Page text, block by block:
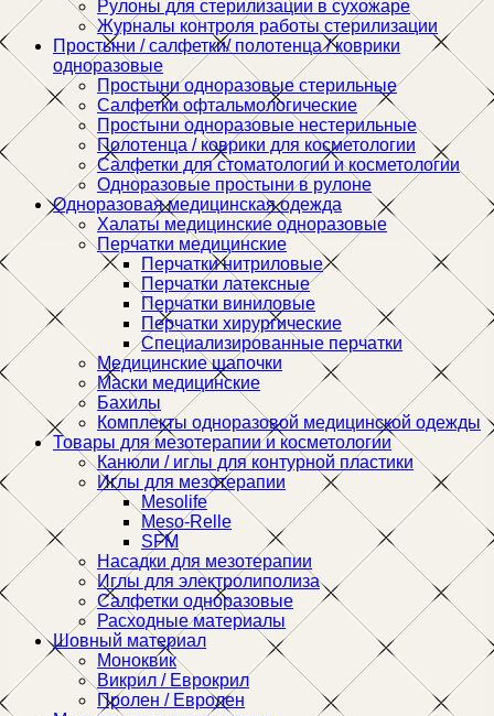
Рулоны для стерилизации в сухожаре
Журналы контроля работы стерилизации
Простыни / салфетки/ полотенца / коврики
одноразовые
Простыни одноразовые стерильные
Салфетки офтальмологические
Простыни одноразовые нестерильные
Полотенца / коврики для косметологии
Салфетки для стоматологии и косметологии
Одноразовые простыни в рулоне
Одноразовая медицинская одежда
Халаты медицинские одноразовые
Перчатки медицинские
Перчатки нитриловые
Перчатки латексные
Перчатки виниловые
Перчатки хирургические
Специализированные перчатки
Медицинские шапочки
Маски медицинские
Бахилы
Комплекты одноразовой медицинской одежды
Товары для мезотерапии и косметологии
Канюли / иглы для контурной пластики
Иглы для мезотерапии
Mesolife
Meso-Relle
SFM
Насадки для мезотерапии
Иглы для электролиполиза
Салфетки одноразовые
Расходные материалы
Шовный материал
Моноквик
Викрил / Еврокрил
Пролен / Евролен